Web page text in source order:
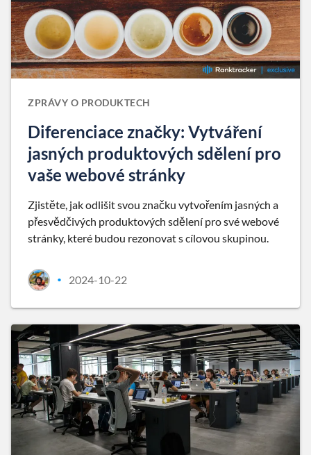
ZPRÁVY O PRODUKTECH
Diferenciace značky: Vytváření
jasných produktových sdělení pro
vaše webové stránky
Zjistěte, jak odlišit svou značku vytvořením jasných a
přesvědčivých produktových sdělení pro své webové
stránky, které budou rezonovat s cílovou skupinou.
• 2024-10-22